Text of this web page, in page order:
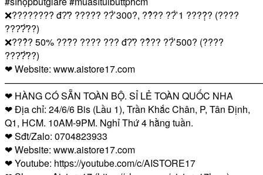
❌???????? đ?̛? ????? ??̛̀ 300?, ??̉?? ??̛̀ 1 ????̣̂? (????
???̛?̛̀??)
❌???̉? 50% ???̂̀? ???? ??? đ?̛? ??̉?? ??̛̀ 500? (????
???̛?̛̀??)
❤ Website: www.aistore17.com
❤ HÀNG CÓ SẴN TOÀN BỘ. SỈ LẺ TOÀN QUỐC NHA
❤ Địa chỉ: 24/6/6 Bis (Lầu 1), Trần Khắc Chân, P, Tân Định,
Q1, HCM. 10AM-9PM. Nghỉ Thứ 4 hằng tuần.
❤ Sđt/Zalo: 0704823933
❤ Website: www.aistore17.com
❤ Youtube: https://youtube.com/c/AISTORE17